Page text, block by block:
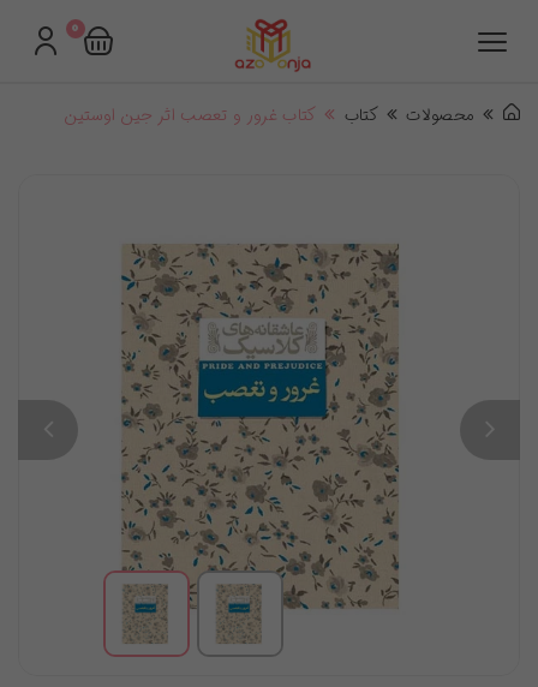
0
محصولات کتاب کتاب غرور و تعصب اثر جین اوستین